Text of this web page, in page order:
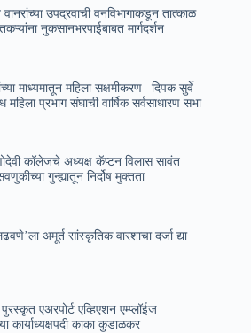
वानरांच्या उपद्रवाची वनविभागाकडून तात्काळ
नुकसानभरपाईबाबत मार्गदर्शन
माध्यमातून महिला सक्षमीकरण –दिपक सुर्वे
प्रभाग संघाची वार्षिक सर्वसाधारण सभा
कॉलेजचे अध्यक्ष कॅप्टन विलास सावंत
गुन्ह्यातून निर्दोष मुक्तता
अमूर्त सांस्कृतिक वारशाचा दर्जा द्या
एअरपोर्ट एव्हिएशन एम्प्लॉईज
कार्याध्यक्षपदी काका कुडाळकर